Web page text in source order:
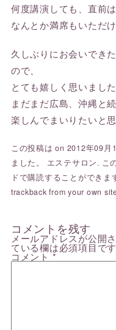
何度講演しても、直前
なんとか満席もいただ
久しぶりにお会いでき
ので、
とても嬉しく思いました
まだまだ広島、沖縄と
楽しんでまいりたいと思
この投稿は on 2012年09
ました。 エステサロン. こ
ドで購読することができ
trackback from your own
コメントを残す
メールアドレスが公開
ている欄は必須項目です
コメント*